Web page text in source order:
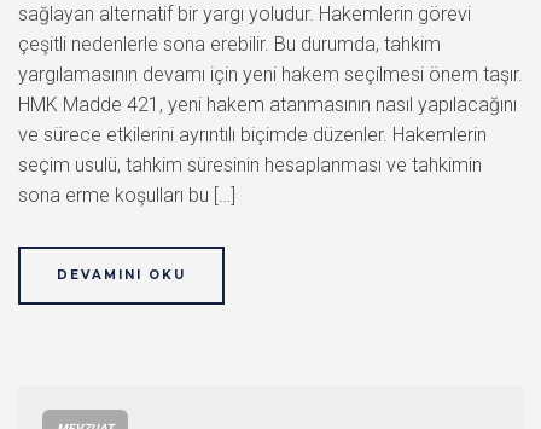
sağlayan alternatif bir yargı yoludur. Hakemlerin görevi
çeşitli nedenlerle sona erebilir. Bu durumda, tahkim
yargılamasının devamı için yeni hakem seçilmesi önem taşır.
HMK Madde 421, yeni hakem atanmasının nasıl yapılacağını
ve sürece etkilerini ayrıntılı biçimde düzenler. Hakemlerin
seçim usulü, tahkim süresinin hesaplanması ve tahkimin
sona erme koşulları bu […]
DEVAMINI OKU